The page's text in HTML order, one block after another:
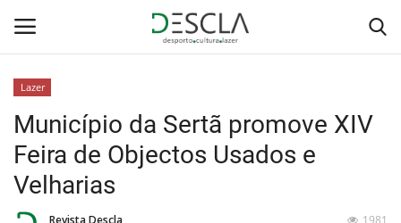
Home
Lazer
Município da Sertã promove XIV
Feira de Objectos Usados e
Velharias
Revista Descla
1981